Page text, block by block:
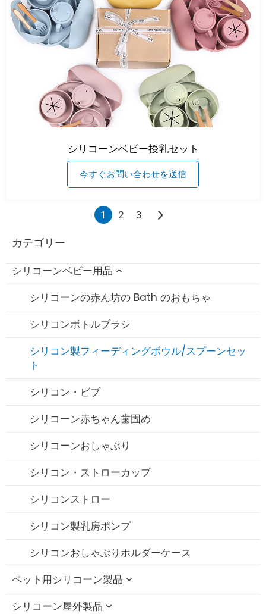
カテゴリー
シリコーンベビー用品
シリコーンの赤ん坊の Bath のおもちゃ
シリコンボトルブラシ
シリコン製フィーディングボウル/スプーンセッ
ト
シリコン・ビブ
シリコーン赤ちゃん歯固め
シリコーンおしゃぶり
シリコン・ストローカップ
シリコンストロー
シリコン製乳房ポンプ
シリコンおしゃぶりホルダーケース
ペット用シリコーン製品
シリコーン猫の歯が生えるおもちゃ
シリコーン屋外製品
シリコーンベビー授乳セット
今すぐお問い合わせを送信
1 2 3